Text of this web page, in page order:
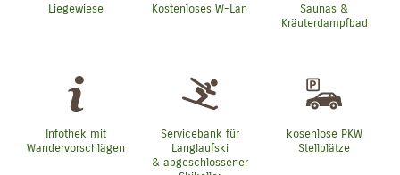
Liegewiese Kostenloses W-Lan
Saunas &
Kräuterdampfbad
Infothek mit
Wandervorschlägen
Servicebank für
Langlaufski
& abgeschlossener
kosenlose PKW
Stellplätze